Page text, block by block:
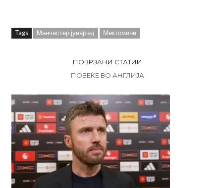
Tags Манчестер јунајтед Мектомини
ПОВРЗАНИ СТАТИИ
ПОВЕЌЕ ВО АНГЛИЈА